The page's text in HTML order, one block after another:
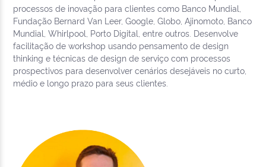
processos de inovação para clientes como Banco Mundial,
Fundação Bernard Van Leer, Google, Globo, Ajinomoto, Banco
Mundial, Whirlpool, Porto Digital, entre outros. Desenvolve
facilitação de workshop usando pensamento de design
thinking e técnicas de design de serviço com processos
prospectivos para desenvolver cenários desejáveis no curto,
médio e longo prazo para seus clientes.